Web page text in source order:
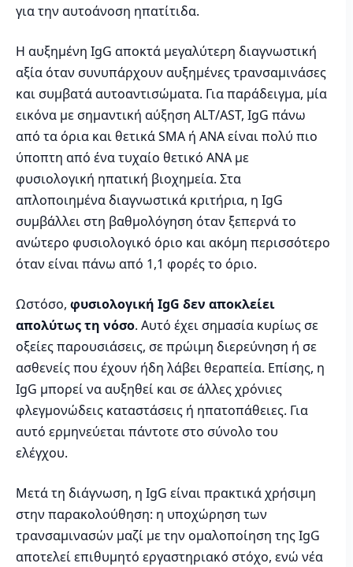
για την αυτοάνοση ηπατίτιδα.
Η αυξημένη IgG αποκτά μεγαλύτερη διαγνωστική
αξία όταν συνυπάρχουν αυξημένες τρανσαμινάσες
και συμβατά αυτοαντισώματα. Για παράδειγμα, μία
εικόνα με σημαντική αύξηση ALT/AST, IgG πάνω
από τα όρια και θετικά SMA ή ANA είναι πολύ πιο
ύποπτη από ένα τυχαίο θετικό ANA με
φυσιολογική ηπατική βιοχημεία. Στα
απλοποιημένα διαγνωστικά κριτήρια, η IgG
συμβάλλει στη βαθμολόγηση όταν ξεπερνά το
ανώτερο φυσιολογικό όριο και ακόμη περισσότερο
όταν είναι πάνω από 1,1 φορές το όριο.
Ωστόσο, φυσιολογική IgG δεν αποκλείει
απολύτως τη νόσο. Αυτό έχει σημασία κυρίως σε
οξείες παρουσιάσεις, σε πρώιμη διερεύνηση ή σε
ασθενείς που έχουν ήδη λάβει θεραπεία. Επίσης, η
IgG μπορεί να αυξηθεί και σε άλλες χρόνιες
φλεγμονώδεις καταστάσεις ή ηπατοπάθειες. Για
αυτό ερμηνεύεται πάντοτε στο σύνολο του
ελέγχου.
Μετά τη διάγνωση, η IgG είναι πρακτικά χρήσιμη
στην παρακολούθηση: η υποχώρηση των
τρανσαμινασών μαζί με την ομαλοποίηση της IgG
αποτελεί επιθυμητό εργαστηριακό στόχο, ενώ νέα